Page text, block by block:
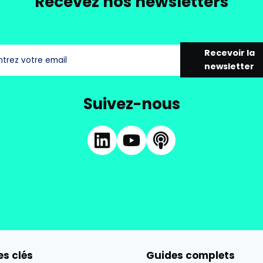
Recevoir la
newsletter
Suivez-nous
clés Guides complets